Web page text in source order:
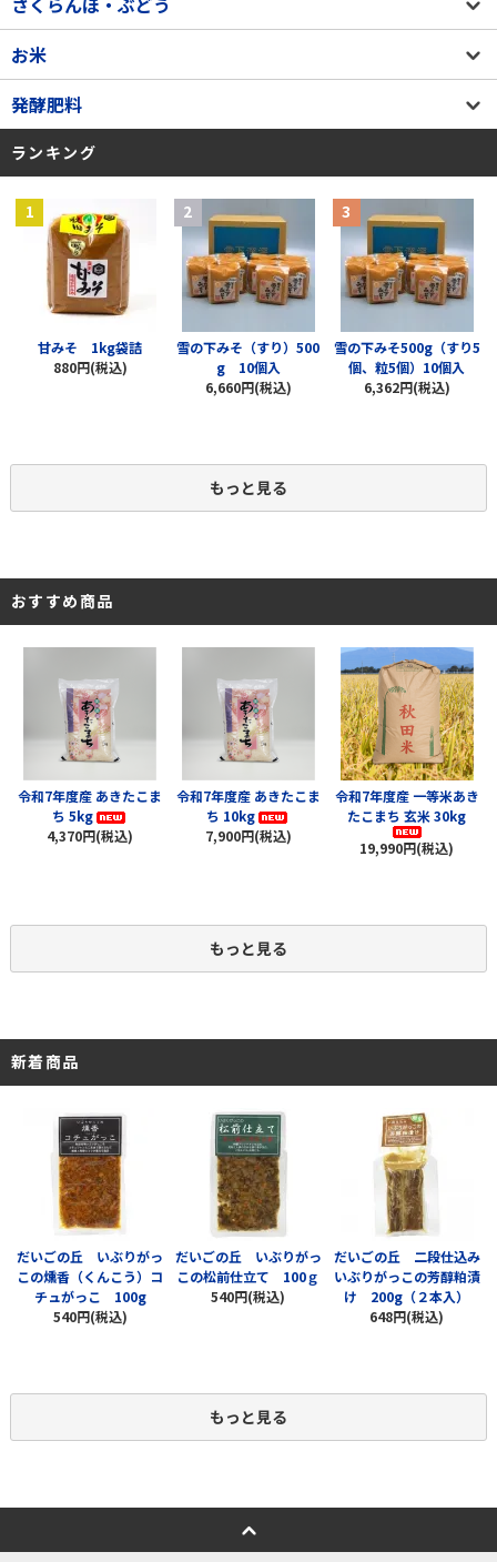
お米
発酵肥料
ランキング
1
甘みそ 1kg袋詰
880円(税込)
2
雪の下みそ（すり）500
g 10個入
6,660円(税込)
3
雪の下みそ500g（すり5
個、粒5個）10個入
6,362円(税込)
もっと見る
おすすめ商品
令和7年度産 あきたこま
ち 5kg
4,370円(税込)
令和7年度産 あきたこま
ち 10kg
7,900円(税込)
令和7年度産 一等米あき
たこまち 玄米 30kg
19,990円(税込)
もっと見る
新着商品
だいごの丘 いぶりがっ
この燻香（くんこう）コ
チュがっこ 100g
540円(税込)
だいごの丘 いぶりがっ
この松前仕立て 100ｇ
540円(税込)
だいごの丘 二段仕込み
いぶりがっこの芳醇粕漬
け 200g（２本入）
648円(税込)
もっと見る